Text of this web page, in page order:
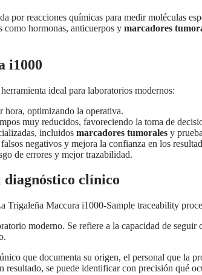
por reacciones químicas para medir moléculas
como hormonas, anticuerpos y marcadores
i1000
ideal para laboratorios modernos:
hora, optimizando la operativa.
muy reducidos, favoreciendo la toma de
incluidos marcadores tumorales y
negativos y mejora la confianza en los
de errores y mejor trazabilidad.
clínico
moderno. Se refiere a la capacidad de
que documenta su origen, el personal que la
se puede identificar con precisión qué